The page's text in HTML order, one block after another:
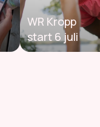
WR Kropp
start 6 juli